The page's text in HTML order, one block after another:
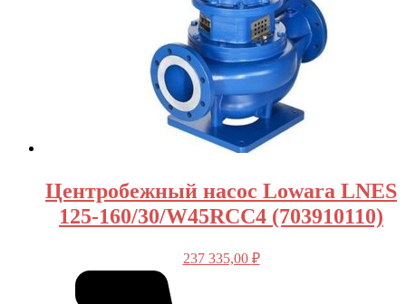
Центробежный насос Lowara LNES
125-160/30/W45RCC4 (703910110)
237 335,00 ₽